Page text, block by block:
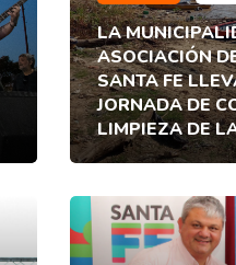
LA
ASOCIACIÓN
SANTA FE
JORNADA DE
LIMPIEZA DE